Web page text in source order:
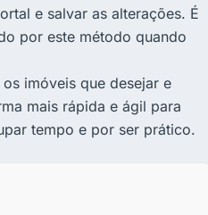
e salvar as alterações. É
por este método quando
imóveis que desejar e
mais rápida e ágil para
tempo e por ser prático.